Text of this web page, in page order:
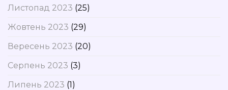
Листопад 2023 (25)
Жовтень 2023 (29)
Вересень 2023 (20)
Серпень 2023 (3)
Липень 2023 (1)